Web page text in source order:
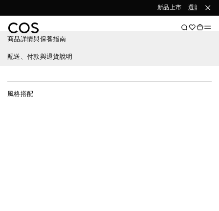
新品上市 選購女裝
商品詳情與保養指南
配送、付款與退貨說明
風格搭配